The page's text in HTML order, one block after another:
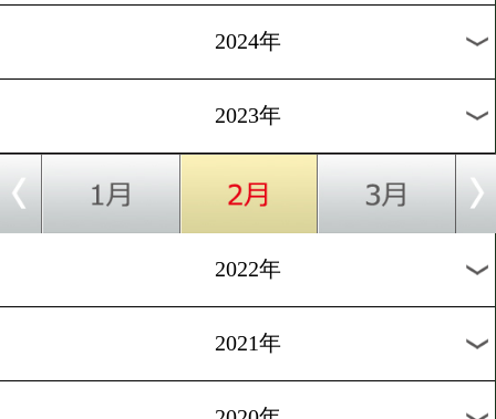
新春! KO決着に期待!
[前日計量]2022.12.30
井岡一翔とフランコが計量
ス!
過去のニュース